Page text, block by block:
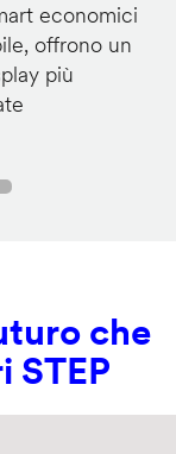
economici
offrono un
più
che
STEP